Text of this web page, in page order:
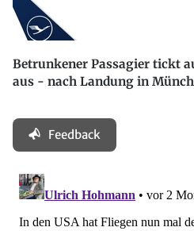
Betrunkener Passagier tickt
aus - nach Landung in
Feedback